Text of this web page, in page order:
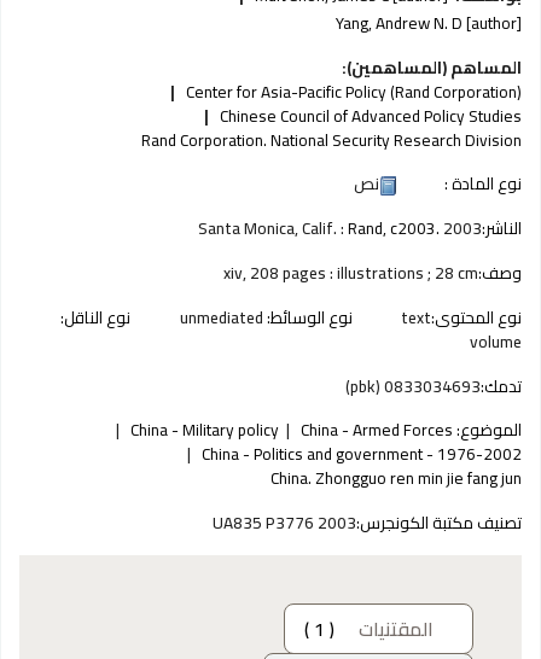
Yang, Andrew N. D[author]
المساهم (المساهمين):
Center for Asia-Pacific Policy (Rand Corporation)
Chinese Council of Advanced Policy Studies
Rand Corporation. National Security Research Division
نوع المادة :
نص
الناشر:
Santa Monica, Calif. :Rand, c2003.2003
وصف:xiv, 208 pages : illustrations ; 28 cm
نوع المحتوى:text نوع الوسائط:unmediated نوع الناقل:
volume
تدمك:0833034693 (pbk)
الموضوع:China - Armed Forces
China - Military policy
China - Politics and government - 1976-2002
China. Zhongguo ren min jie fang jun
تصنيف مكتبة الكونجرس:UA835 P3776 2003
المقتنيات
( 1 )